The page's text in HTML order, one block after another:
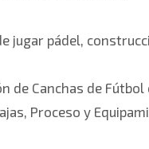
jugar pádel,
de Canchas de Fútbol
Proceso y